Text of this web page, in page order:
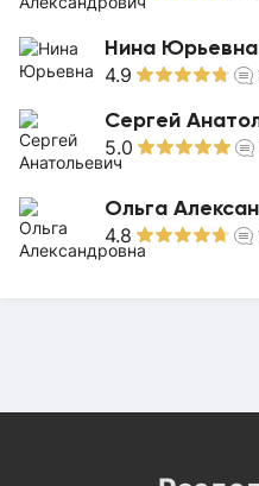
Нина Юрьевна
4.9
Сергей
5.0
Ольга
4.8